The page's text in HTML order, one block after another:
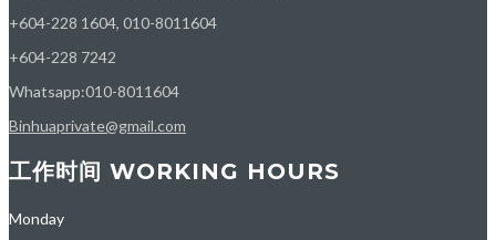
+604-228 1604, 010-8011604
+604-228 7242
Whatsapp:010-8011604
Binhuaprivate@gmail.com
工作时间 WORKING HOURS
Monday